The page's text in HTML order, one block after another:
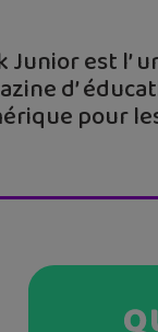
Junior est l’
d’
pour